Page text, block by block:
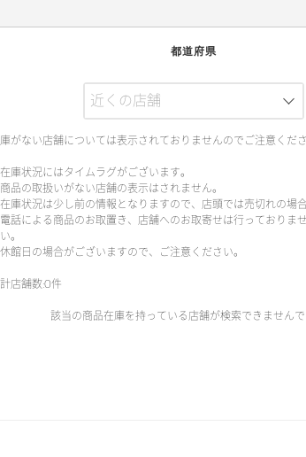
都道府県
がない店舗については表示されておりませんのでご注意くださ
庫状況にはタイムラグがございます。
品の取扱いがない店舗の表示はされません。
庫状況は少し前の情報となりますので、店頭では売切れの場合
話による商品のお取置き、店舗へのお取寄せは行っておりま
。
館日の場合がございますので、ご注意ください。
店舗数:0件
該当の商品在庫を持っている店舗が検索できませんで